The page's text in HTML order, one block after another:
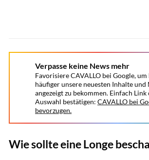
Verpasse keine News mehr
Favorisiere CAVALLO bei Google,
häufiger unsere neuesten Inhalte und
angezeigt zu bekommen. Einfach
Auswahl bestätigen: CAVALLO bei
bevorzugen.
Wie sollte eine Longe